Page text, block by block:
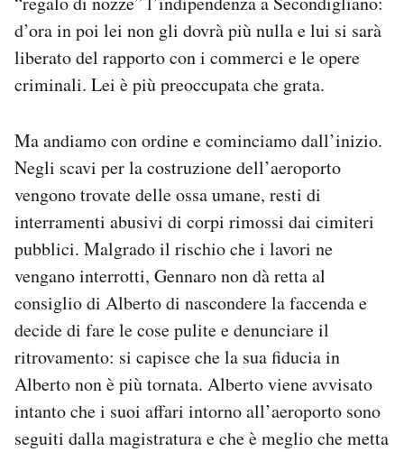
d’ora in poi lei non gli dovrà più nulla e lui si sarà
liberato del rapporto con i commerci e le opere
criminali. Lei è più preoccupata che grata.
Ma andiamo con ordine e cominciamo dall’inizio.
Negli scavi per la costruzione dell’aeroporto
vengono trovate delle ossa umane, resti di
interramenti abusivi di corpi rimossi dai cimiteri
pubblici. Malgrado il rischio che i lavori ne
vengano interrotti, Gennaro non dà retta al
consiglio di Alberto di nascondere la faccenda e
decide di fare le cose pulite e denunciare il
ritrovamento: si capisce che la sua fiducia in
Alberto non è più tornata. Alberto viene avvisato
intanto che i suoi affari intorno all’aeroporto sono
seguiti dalla magistratura e che è meglio che metta